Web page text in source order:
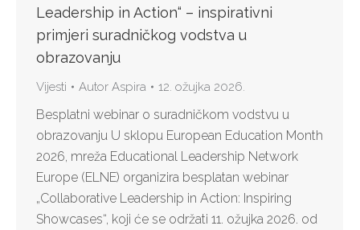
Leadership in Action“ – inspirativni
primjeri suradničkog vodstva u
obrazovanju
Vijesti Autor Aspira 12. ožujka 2026.
Besplatni webinar o suradničkom vodstvu u
obrazovanju U sklopu European Education Month
2026, mreža Educational Leadership Network
Europe (ELNE) organizira besplatan webinar
„Collaborative Leadership in Action: Inspiring
Showcases“, koji će se održati 11. ožujka 2026. od